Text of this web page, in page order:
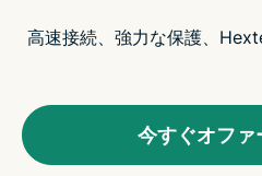
高速接続、強力な保護、
今すぐオファ